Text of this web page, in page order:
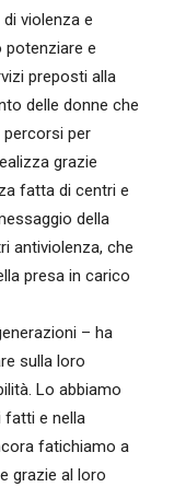
violenza e
potenziare e
preposti alla
delle donne che
percorsi per
grazie
fatta di centri e
della
antiviolenza, che
presa in carico
– ha
sulla loro
Lo abbiamo
fatti e nella
fatichiamo a
grazie al loro